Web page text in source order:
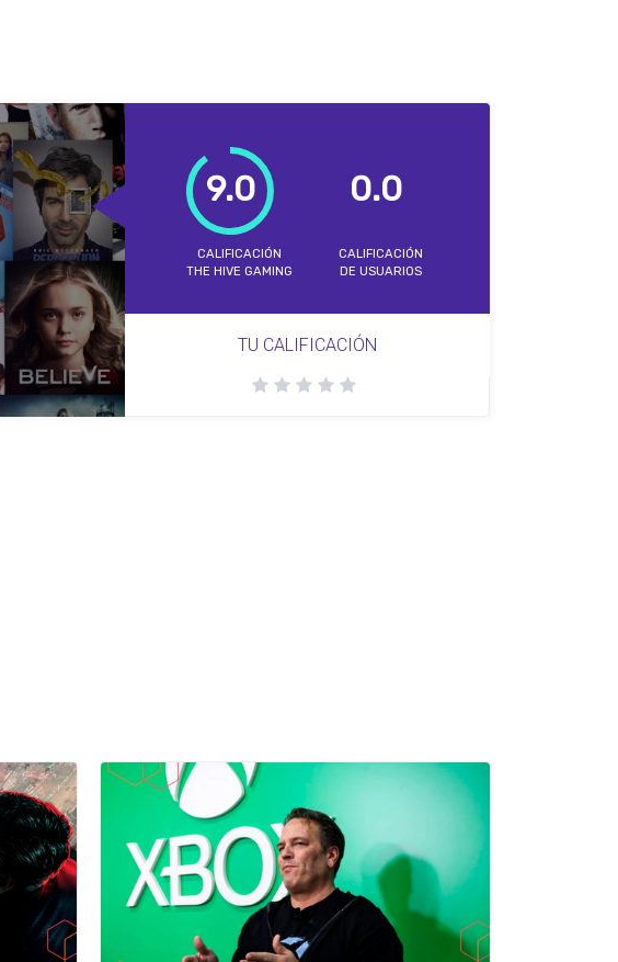
9.0
CALIFICACIÓN
THE HIVE GAMING
0.0
CALIFICACIÓN
DE USUARIOS
TU CALIFICACIÓN